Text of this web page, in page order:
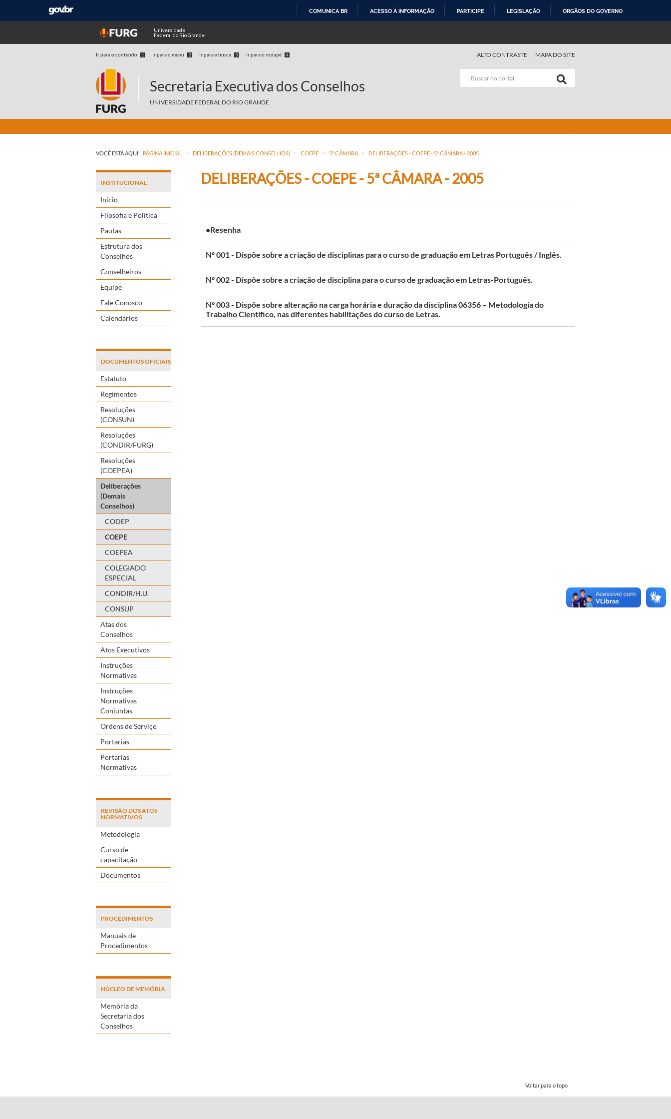
COMUNICA BR ACESSO À INFORMAÇÃO PARTICIPE LEGISLAÇÃO ÓRGÃOS DO GOVERNO
Universidade
Federal do Rio Grande
Ir para o conteúdo 1 Ir para o menu 2 Ir para a busca 3 Ir para o rodapé 4 ALTO CONTRASTE MAPA DO SITE
Secretaria Executiva dos Conselhos
UNIVERSIDADE FEDERAL DO RIO GRANDE
VOCÊ ESTÁ AQUI: PÁGINA INICIAL > DELIBERAÇÕES (DEMAIS CONSELHOS) > COEPE > 5ª CÂMARA > DELIBERAÇÕES - COEPE - 5ª CÂMARA - 2005
INSTITUCIONAL
Início
Filosofia e Política
Pautas
Estrutura dos
Conselhos
Conselheiros
Equipe
Fale Conosco
Calendários
DOCUMENTOS OFICIAIS
Estatuto
Regimentos
Resoluções
(CONSUN)
Resoluções
(CONDIR/FURG)
Resoluções
(COEPEA)
Deliberações
(Demais
Conselhos)
CODEP
COEPE
COEPEA
COLEGIADO
ESPECIAL
CONDIR/H.U.
CONSUP
Atas dos
Conselhos
Atos Executivos
Instruções
Normativas
Instruções
Normativas
Conjuntas
Ordens de Serviço
Portarias
Portarias
Normativas
REVISÃO DOS ATOS
NORMATIVOS
Metodologia
Curso de
capacitação
Documentos
PROCEDIMENTOS
Manuais de
Procedimentos
NÚCLEO DE MEMÓRIA
Memória da
Secretaria dos
Conselhos
DELIBERAÇÕES - COEPE - 5ª CÂMARA - 2005
•Resenha
Nº 001 - Dispõe sobre a criação de disciplinas para o curso de graduação em Letras Português / Inglês.
Nº 002 - Dispõe sobre a criação de disciplina para o curso de graduação em Letras-Português.
Nº 003 - Dispõe sobre alteração na carga horária e duração da disciplina 06356 – Metodologia do
Trabalho Científico, nas diferentes habilitações do curso de Letras.
Voltar para o topo